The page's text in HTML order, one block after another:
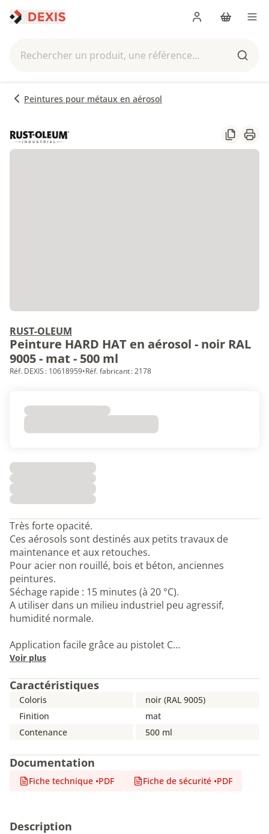
Rechercher un produit, une référence...
Panier
Peintures pour métaux en aérosol
Partager
RUST-OLEUM
Peinture HARD HAT en aérosol - noir RAL
9005 - mat - 500 ml
Réf. DEXIS : 10618959•Réf. fabricant : 2178
Très forte opacité.
Ces aérosols sont destinés aux petits travaux de
maintenance et aux retouches.
Pour acier non rouillé, bois et béton, anciennes
peintures.
Séchage rapide : 15 minutes (à 20 °C).
A utiliser dans un milieu industriel peu agressif,
humidité normale.
Application facile grâce au pistolet C…
Voir plus
Caractéristiques
Coloris
noir (RAL 9005)
Finition
mat
Contenance
500 ml
Documentation
Fiche technique •PDF Fiche de sécurité •PDF
Description